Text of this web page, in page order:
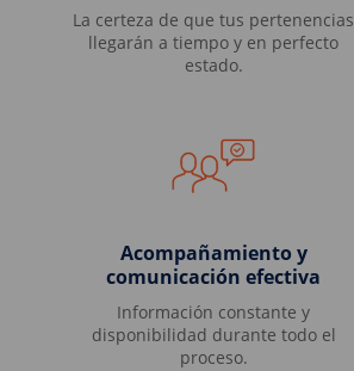
La certeza de que tus pertenencias
llegarán a tiempo y en perfecto
estado.
Acompañamiento y
comunicación efectiva
Información constante y
disponibilidad durante todo el
proceso.